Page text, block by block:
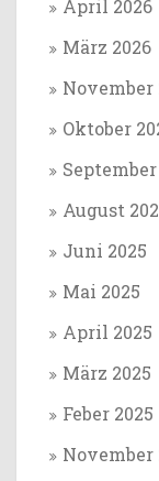
April 2026
März 2026
November
Oktober
September
August
Juni 2025
Mai 2025
April 2025
März 2025
Feber 2025
November